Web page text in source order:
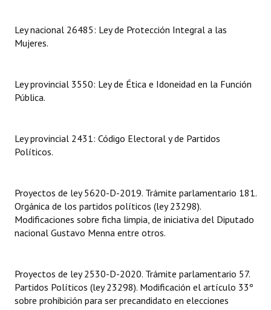
Actas de Audiencias Públicas
Comunicaciones
Resoluciones
INSTITUCIONAL
Antiguos Pobladores
Datos Históricos
Ley nacional 26485: Ley de Protección Integral a las
Mujeres.
Ley provincial 3550: Ley de Ética e Idoneidad en la Función
Pública.
Ley provincial 2431: Código Electoral y de Partidos
Políticos.
Proyectos de ley 5620-D-2019. Trámite parlamentario 181.
Orgánica de los partidos políticos (ley 23298).
Modificaciones sobre ficha limpia, de iniciativa del Diputado
nacional Gustavo Menna entre otros.
Proyectos de ley 2530-D-2020. Trámite parlamentario 57.
Partidos Políticos (ley 23298). Modificación el artículo 33º
sobre prohibición para ser precandidato en elecciones